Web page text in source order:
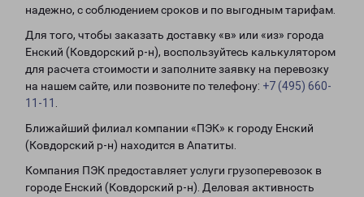
надежно, с соблюдением сроков и по выгодным тарифам.
Для того, чтобы заказать доставку «в» или «из» города
Енский (Ковдорский р-н), воспользуйтесь калькулятором
для расчета стоимости и заполните заявку на перевозку
на нашем сайте, или позвоните по телефону: +7 (495) 660-
11-11
Ближайший филиал компании «ПЭК» к городу Енский
(Ковдорский р-н) находится в Апатиты.
Компания ПЭК предоставляет услуги грузоперевозок в
городе Енский (Ковдорский р-н). Деловая активность